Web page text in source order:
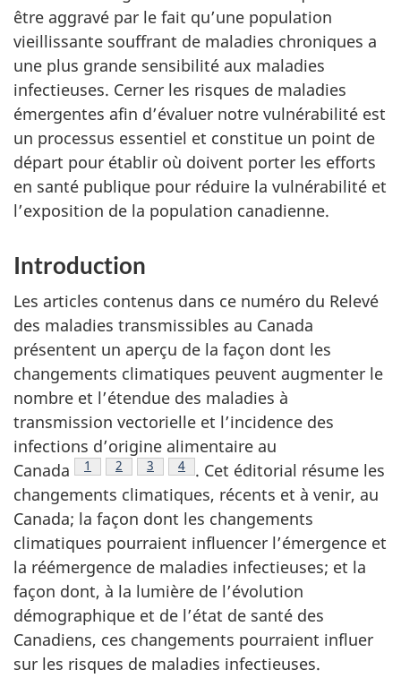
être aggravé par le fait qu’une population
vieillissante souffrant de maladies chroniques a
une plus grande sensibilité aux maladies
infectieuses. Cerner les risques de maladies
émergentes afin d’évaluer notre vulnérabilité est
un processus essentiel et constitue un point de
départ pour établir où doivent porter les efforts
en santé publique pour réduire la vulnérabilité et
l’exposition de la population canadienne.
Introduction
Les articles contenus dans ce numéro du Relevé
des maladies transmissibles au Canada
présentent un aperçu de la façon dont les
changements climatiques peuvent augmenter le
nombre et l’étendue des maladies à
transmission vectorielle et l’incidence des
infections d’origine alimentaire au
Canada
Note de bas de page
1 Note de bas de page
2 Note de bas de page
3 Note de bas de page
4 . Cet éditorial résume les
changements climatiques, récents et à venir, au
Canada; la façon dont les changements
climatiques pourraient influencer l’émergence et
la réémergence de maladies infectieuses; et la
façon dont, à la lumière de l’évolution
démographique et de l’état de santé des
Canadiens, ces changements pourraient influer
sur les risques de maladies infectieuses.